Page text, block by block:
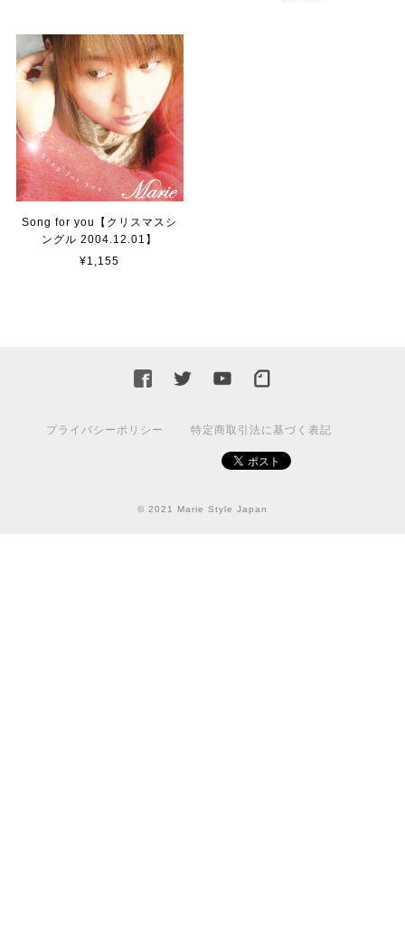
Song for you【クリスマスシ
ングル 2004.12.01】
¥1,155
プライバシーポリシー 特定商取引法に基づく表記
© 2021 Marie Style Japan